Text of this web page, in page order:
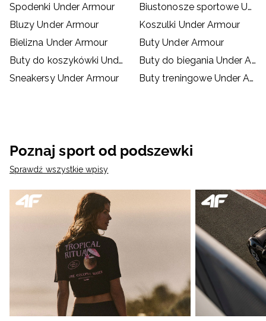
Spodenki Under Armour
Biustonosze sportowe Under Armour
Bluzy Under Armour
Koszulki Under Armour
Bielizna Under Armour
Buty Under Armour
Buty do koszykówki Under Armour
Buty do biegania Under Armour
Sneakersy Under Armour
Buty treningowe Under Armour
Poznaj sport od podszewki
Sprawdź wszystkie wpisy